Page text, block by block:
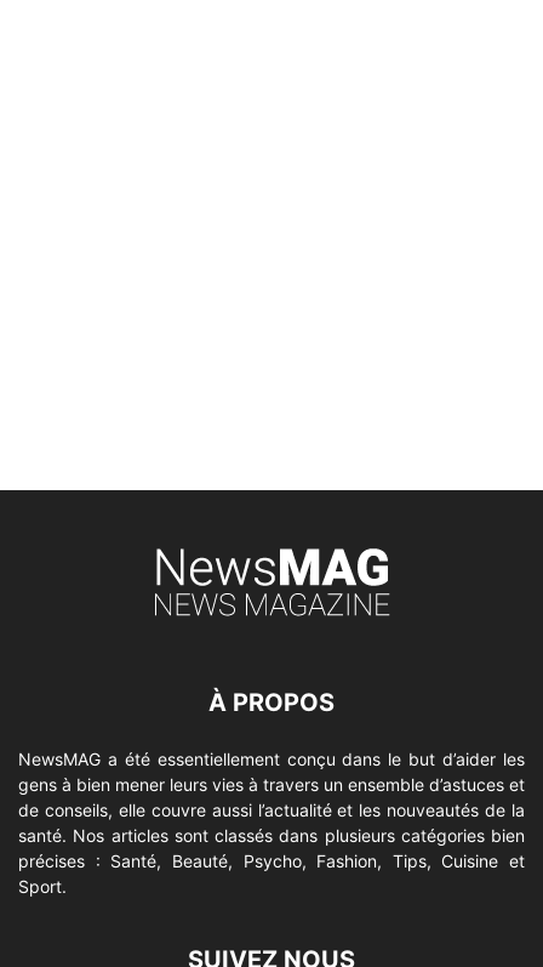
À PROPOS
NewsMAG a été essentiellement conçu dans le but d’aider les
gens à bien mener leurs vies à travers un ensemble d’astuces et
de conseils, elle couvre aussi l’actualité et les nouveautés de la
santé. Nos articles sont classés dans plusieurs catégories bien
précises : Santé, Beauté, Psycho, Fashion, Tips, Cuisine et
Sport.
SUIVEZ NOUS